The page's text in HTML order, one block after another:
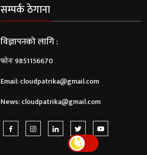
सम्पर्क ठेगाना
विज्ञापनको लागि :
फोनः 9851156670
Email:cloudpatrika@gmail.com
News:cloudpatrika@gmail.com